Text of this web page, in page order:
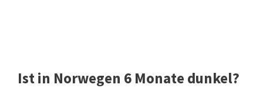
Ist in Norwegen 6 Monate dunkel?